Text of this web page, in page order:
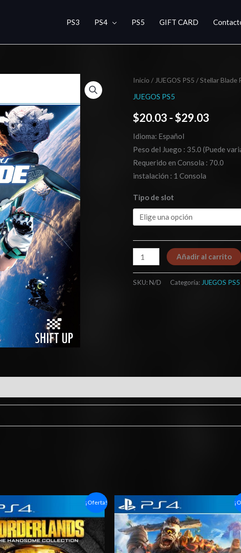
PS3 PS4 PS5 GIFT CARD
Inicio / JUEGOS PS5 / Stellar Blade
JUEGOS PS5
$20.03 -$29.03
Rango
desde
$20.03
Idioma: Español
Peso del Juego : 35.0 (Puede
Requerido en Consola : 70.0
instalación : 1 Consola
Tipo de slot
Stellar
Blade
cantidad
Añadir al carrito
SKU:N/D Categoría: JUEGOS PS5
¡Oferta!
de
precios:
desde
$6.03
hasta
$10.03
Rango
de
precios:
desde
$5.00
hasta
$7.00